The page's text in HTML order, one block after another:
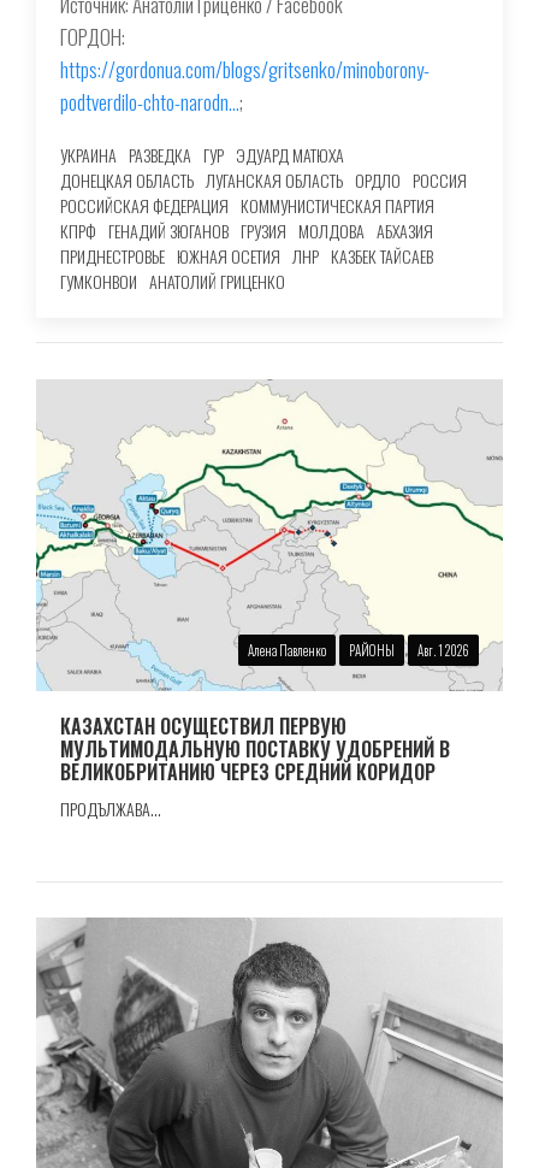
ГОРДОН:
https://gordonua.com/blogs/gritsenko/minoborony-
podtverdilo-chto-narodn…;
УКРАИНА РАЗВЕДКА ГУР ЭДУАРД МАТЮХА
ДОНЕЦКАЯ ОБЛАСТЬ ЛУГАНСКАЯ ОБЛАСТЬ ОРДЛО РОССИЯ
РОССИЙСКАЯ ФЕДЕРАЦИЯ КОММУНИСТИЧЕСКАЯ ПАРТИЯ
КПРФ ГЕНАДИЙ ЗЮГАНОВ ГРУЗИЯ МОЛДОВА АБХАЗИЯ
ПРИДНЕСТРОВЬЕ ЮЖНАЯ ОСЕТИЯ ЛНР КАЗБЕК ТАЙСАЕВ
ГУМКОНВОИ АНАТОЛИЙ ГРИЦЕНКО
Алена Павленко РАЙОНЫ Авг. 1 2026
КАЗАХСТАН ОСУЩЕСТВИЛ ПЕРВУЮ
МУЛЬТИМОДАЛЬНУЮ ПОСТАВКУ УДОБРЕНИЙ В
ВЕЛИКОБРИТАНИЮ ЧЕРЕЗ СРЕДНИЙ КОРИДОР
ПРОДЪЛЖАВА...